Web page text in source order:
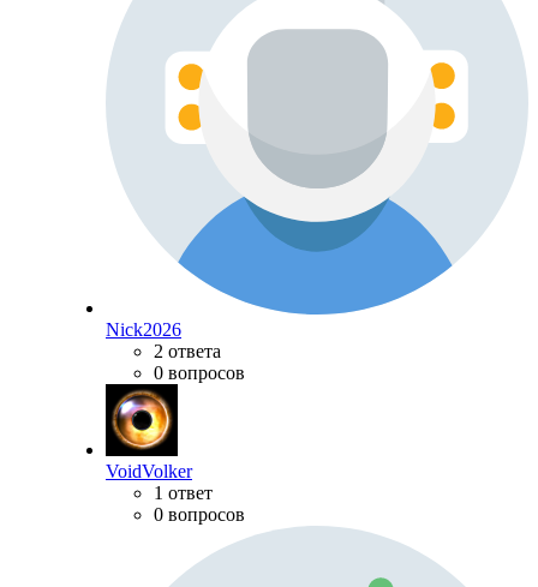
Nick2026
2 ответа
0 вопросов
VoidVolker
1 ответ
0 вопросов